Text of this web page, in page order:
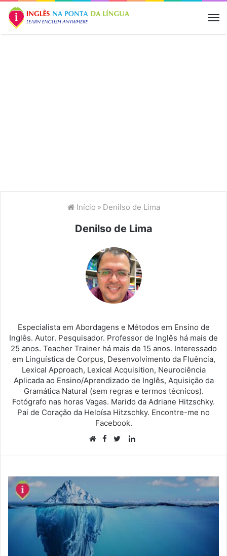
Início » Denilso de Lima
Denilso de Lima
Especialista em Abordagens e Métodos em Ensino de
Inglês. Autor. Pesquisador. Professor de Inglês há mais de
25 anos. Teacher Trainer há mais de 15 anos. Interessado
em Linguística de Corpus, Desenvolvimento da Fluência,
Lexical Approach, Lexical Acquisition, Neurociência
Aplicada ao Ensino/Aprendizado de Inglês, Aquisição da
Gramática Natural (sem regras e termos técnicos).
Fotógrafo nas horas Vagas. Marido da Adriane Hitzschky.
Pai de Coração da Heloísa Hitzschky. Encontre-me no
Facebook.
FacebookLinkedin